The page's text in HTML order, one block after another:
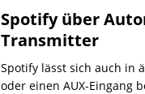
Spotify über
Transmitter
Spotify lässt sich auch in
oder einen AUX-Eingang